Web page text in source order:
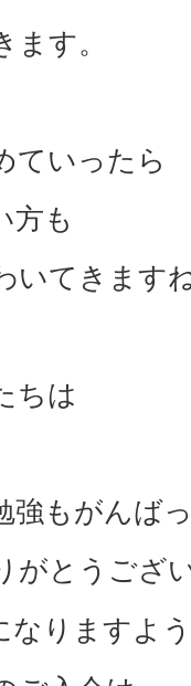
す。
ていったら
方も
いてきます
ちは
強もがんば
がとうござ
なりますよ